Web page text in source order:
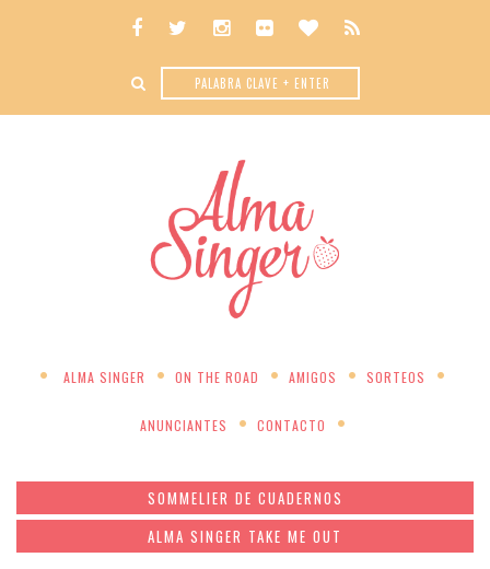
ALMA SINGER ON THE ROAD AMIGOS SORTEOS
ANUNCIANTES CONTACTO
SOMMELIER DE CUADERNOS
ALMA SINGER TAKE ME OUT